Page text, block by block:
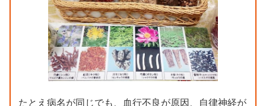
たとえ病名が同じでも、血行不良が原因、自律神経が